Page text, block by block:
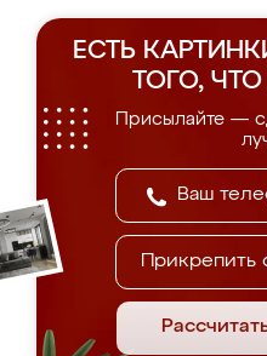
ЕСТЬ
ТОГО,
Присылайте —
Прикрепить